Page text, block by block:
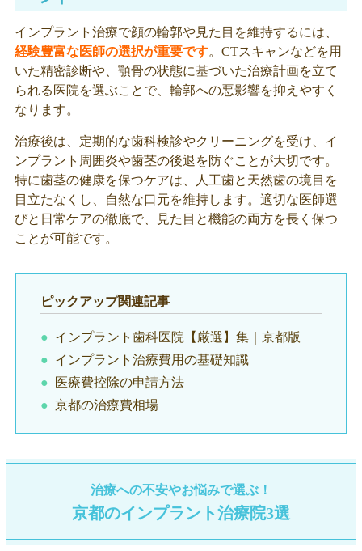
インプラント治療で顔の輪郭や見た目を維持するには、
経験豊富な医師の選択が重要です。CTスキャンなどを用
いた精密診断や、顎骨の状態に基づいた治療計画を立て
られる医院を選ぶことで、輪郭への悪影響を抑えやすく
なります。
治療後は、定期的な歯科検診やクリーニングを受け、イ
ンプラント周囲炎や歯茎の後退を防ぐことが大切です。
特に歯茎の健康を保つケアは、人工歯と天然歯の境目を
目立たなくし、自然な口元を維持します。適切な医師選
びと日常ケアの徹底で、見た目と機能の両方を長く保つ
ことが可能です。
ピックアップ関連記事
インプラント歯科医院【厳選】集｜京都版
インプラント治療費用の基礎知識
医療費控除の申請方法
京都の治療費相場
治療への不安やお悩みで選ぶ！
京都のインプラント治療院3選